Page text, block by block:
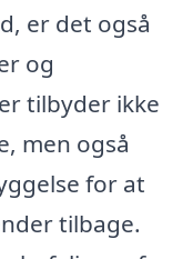
er det også
og
tilbyder ikke
men også
for at
tilbage.